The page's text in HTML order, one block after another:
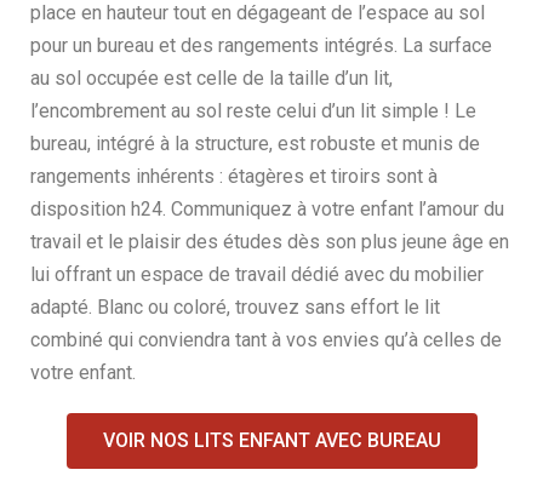
place en hauteur tout en dégageant de l’espace au sol
pour un bureau et des rangements intégrés. La surface
au sol occupée est celle de la taille d’un lit,
l’encombrement au sol reste celui d’un lit simple ! Le
bureau, intégré à la structure, est robuste et munis de
rangements inhérents : étagères et tiroirs sont à
disposition h24. Communiquez à votre enfant l’amour du
travail et le plaisir des études dès son plus jeune âge en
lui offrant un espace de travail dédié avec du mobilier
adapté. Blanc ou coloré, trouvez sans effort le lit
combiné qui conviendra tant à vos envies qu’à celles de
votre enfant.
VOIR NOS LITS ENFANT AVEC BUREAU